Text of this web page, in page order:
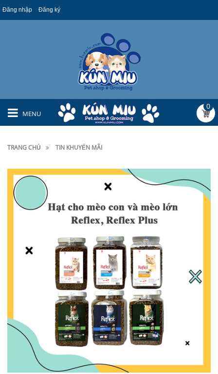
Đăng nhập Đăng ký
MENU
0
TRANG CHỦ TIN KHUYẾN MÃI